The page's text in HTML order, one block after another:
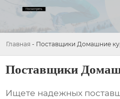
Главная - Поставщики Домашние
Поставщики
Ищете надежных